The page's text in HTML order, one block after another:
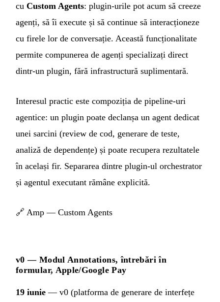
cu Custom Agents: plugin-urile pot acum să creeze
agenți, să îi execute și să continue să interacționeze
cu firele lor de conversație. Această funcționalitate
permite compunerea de agenți specializați direct
dintr-un plugin, fără infrastructură suplimentară.
Interesul practic este compoziția de pipeline-uri
agentice: un plugin poate declanșa un agent dedicat
unei sarcini (review de cod, generare de teste,
analiză de dependențe) și poate recupera rezultatele
în același fir. Separarea dintre plugin-ul orchestrator
și agentul executant rămâne explicită.
🔗 Amp — Custom Agents
v0 — Modul Annotations, întrebări în
formular, Apple/Google Pay
19 iunie — v0 (platforma de generare de interfețe